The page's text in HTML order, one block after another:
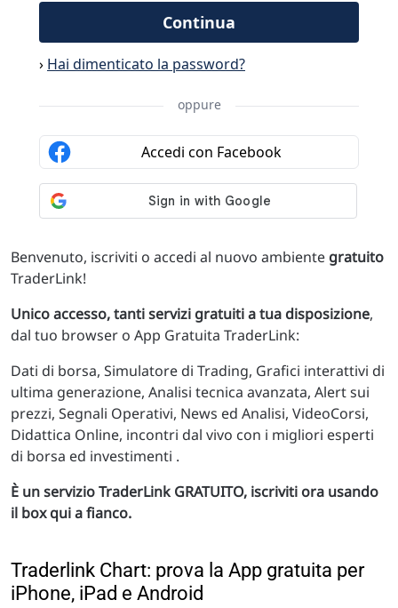
Benvenuto, iscriviti o accedi al nuovo ambiente gratuito
TraderLink!
Unico accesso, tanti servizi gratuiti a tua disposizione,
dal tuo browser o App Gratuita TraderLink:
Dati di borsa, Simulatore di Trading, Grafici interattivi di
ultima generazione, Analisi tecnica avanzata, Alert sui
prezzi, Segnali Operativi, News ed Analisi, VideoCorsi,
Didattica Online, incontri dal vivo con i migliori esperti
di borsa ed investimenti .
È un servizio TraderLink GRATUITO, iscriviti ora usando
il box qui a fianco.
Traderlink Chart: prova la App gratuita per
iPhone, iPad e Android